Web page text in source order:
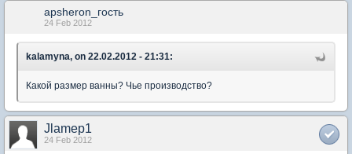
apsheron_гость
24 Feb 2012
kalamyna, on 22.02.2012 - 21:31:
Какой размер ванны? Чье производство?
Jlamep1
24 Feb 2012